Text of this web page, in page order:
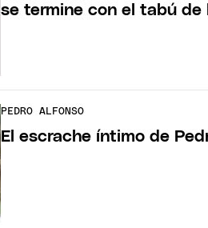
se termine con el tabú de
PEDRO ALFONSO
El escrache íntimo de